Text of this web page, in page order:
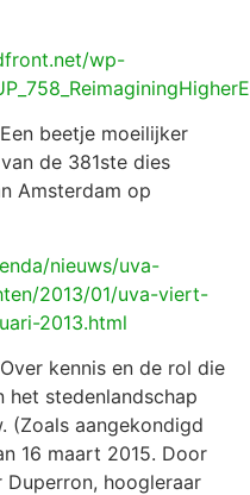
wp-
beetje moeilijker
de 381ste dies
Amsterdam op
nieuws/uva-
2013/01/uva-viert-
2013.html
kennis en de rol die
het stedenlandschap
(Zoals aangekondigd
16 maart 2015. Door
hoogleraar